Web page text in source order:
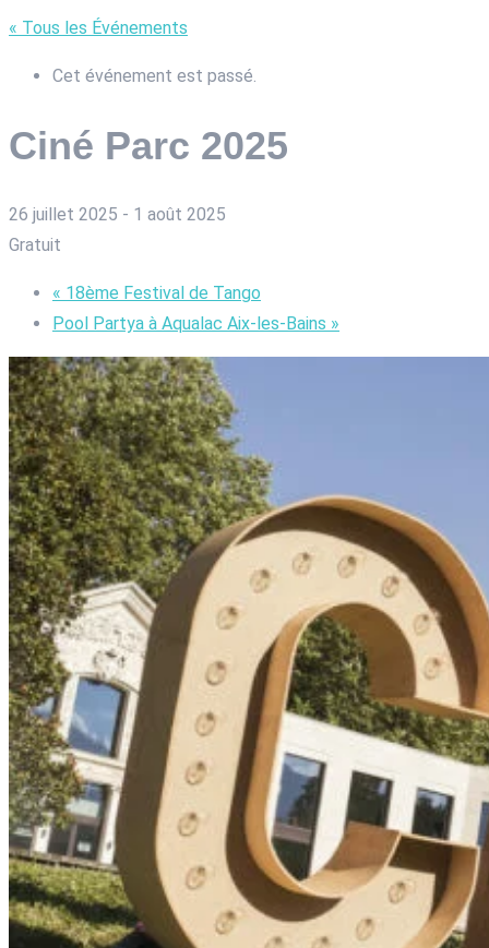
« Tous les Événements
Cet événement est passé.
Ciné Parc 2025
26 juillet 2025 - 1 août 2025
Gratuit
« 18ème Festival de Tango
Pool Partya à Aqualac Aix-les-Bains »